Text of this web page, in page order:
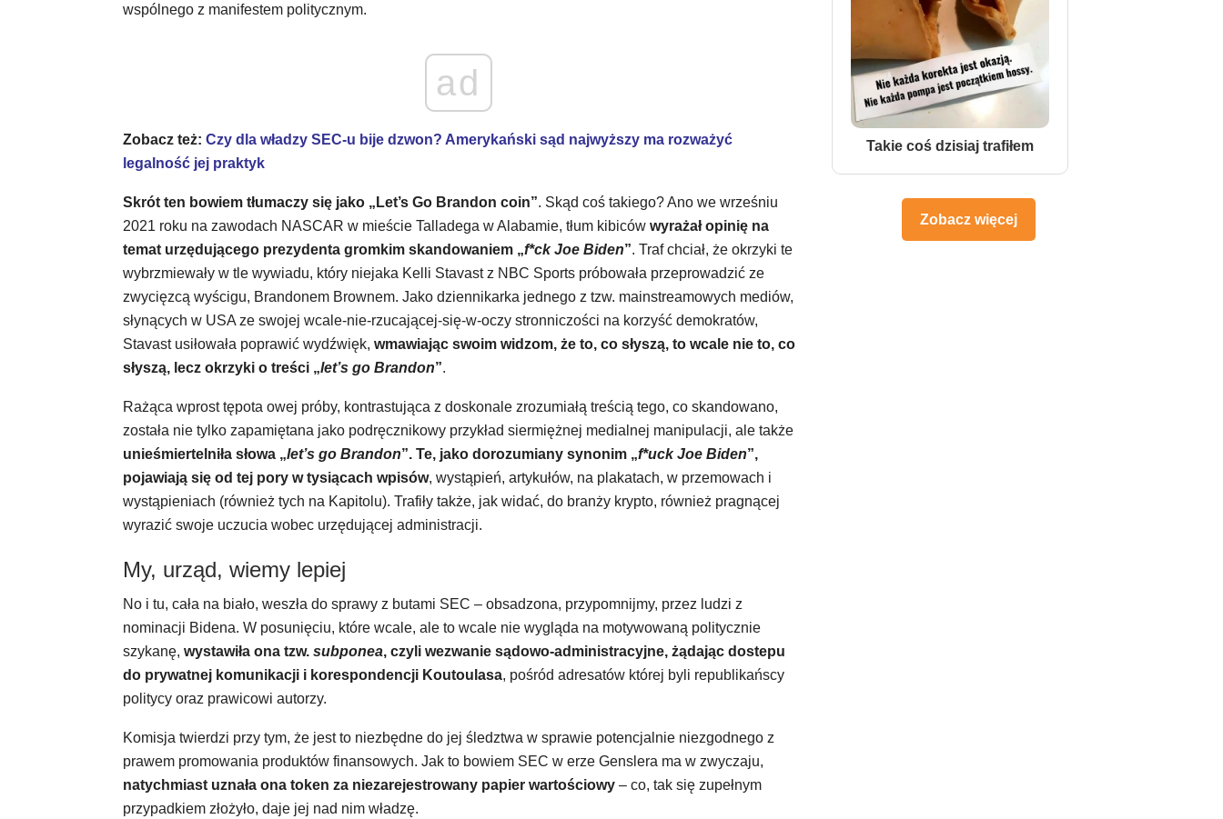
wspólnego z manifestem politycznym.
ad
Zobacz też: Czy dla władzy SEC-u bije dzwon? Amerykański sąd najwyższy ma rozważyć
legalność jej praktyk
Skrót ten bowiem tłumaczy się jako „Let’s Go Brandon coin”. Skąd coś takiego? Ano we wrześniu
2021 roku na zawodach NASCAR w mieście Talladega w Alabamie, tłum kibicówwyrażał opinię na
temat urzędującego prezydenta gromkim skandowaniem „f*ck Joe Biden”. Traf chciał, że okrzyki te
wybrzmiewały w tle wywiadu, który niejaka Kelli Stavast z NBC Sports próbowała przeprowadzić ze
zwycięzcą wyścigu, Brandonem Brownem. Jako dziennikarka jednego z tzw. mainstreamowych mediów,
słynących w USA ze swojej wcale-nie-rzucającej-się-w-oczy stronniczości na korzyść demokratów,
Stavast usiłowała poprawić wydźwięk, wmawiając swoim widzom, że to, co słyszą, to wcale nie to, co
słyszą, lecz okrzyki o treści „let’s go Brandon”.
Rażąca wprost tępota owej próby, kontrastująca z doskonale zrozumiałą treścią tego, co skandowano,
została nie tylko zapamiętana jako podręcznikowy przykład siermiężnej medialnej manipulacji, ale także
unieśmiertelniła słowa „let’s go Brandon”. Te, jako dorozumiany synonim „f*uck Joe Biden”,
pojawiają się od tej pory w tysiącach wpisów, wystąpień, artykułów, na plakatach, w przemowach i
wystąpieniach (również tych na Kapitolu). Trafiły także, jak widać, do branży krypto, również pragnącej
wyrazić swoje uczucia wobec urzędującej administracji.
My, urząd, wiemy lepiej
No i tu, cała na biało, weszła do sprawy z butami SEC – obsadzona, przypomnijmy, przez ludzi z
nominacji Bidena. W posunięciu, które wcale, ale to wcale nie wygląda na motywowaną politycznie
szykanę, wystawiła ona tzw. subponea, czyli wezwanie sądowo-administracyjne, żądając dostepu
do prywatnej komunikacji i korespondencji Koutoulasa, pośród adresatów której byli republikańscy
politycy oraz prawicowi autorzy.
Komisja twierdzi przy tym, że jest to niezbędne do jej śledztwa w sprawie potencjalnie niezgodnego z
prawem promowania produktów finansowych. Jak to bowiem SEC w erze Genslera ma w zwyczaju,
natychmiast uznała ona token za niezarejestrowany papier wartościowy – co, tak się zupełnym
przypadkiem złożyło, daje jej nad nim władzę.
Takie coś dzisiaj trafiłem
Zobacz więcej